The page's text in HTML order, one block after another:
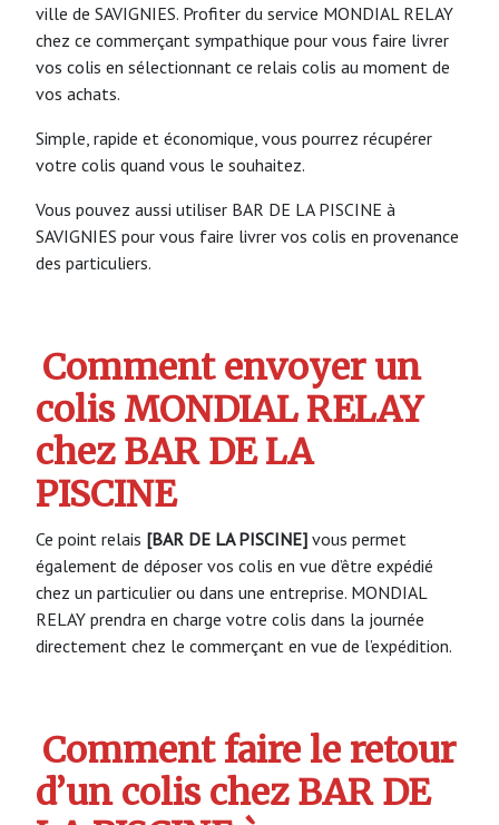
ville de SAVIGNIES. Profiter du service MONDIAL RELAY
chez ce commerçant sympathique pour vous faire livrer
vos colis en sélectionnant ce relais colis au moment de
vos achats.
Simple, rapide et économique, vous pourrez récupérer
votre colis quand vous le souhaitez.
Vous pouvez aussi utiliser BAR DE LA PISCINE à
SAVIGNIES pour vous faire livrer vos colis en provenance
des particuliers.
Comment envoyer un
colis MONDIAL RELAY
chez BAR DE LA
PISCINE
Ce point relais [BAR DE LA PISCINE] vous permet
également de déposer vos colis en vue d’être expédié
chez un particulier ou dans une entreprise. MONDIAL
RELAY prendra en charge votre colis dans la journée
directement chez le commerçant en vue de l’expédition.
Comment faire le retour
d’un colis chez BAR DE